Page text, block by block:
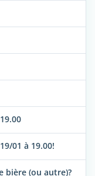
01 à 19.00!
bière (ou autre)?